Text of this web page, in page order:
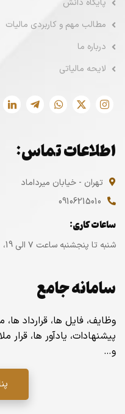
پایگاه دانش
مطالب مهم و کاربردی مالیات
درباره ما
لایحه مالیاتی
اطلاعات تماس:
تهران - خیابان میرداماد
09106215010
ساعات کاری:
شنبه تا پنجشنبه ساعت ۷ الی 19،
سامانه جامع
وظایف، فایل ها، قرارداد ها،
پیشنهادات، یادآور ها،
و…